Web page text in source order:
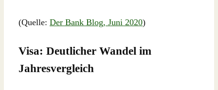
(Quelle: Der Bank Blog, Juni 2020)
Visa: Deutlicher Wandel im
Jahresvergleich